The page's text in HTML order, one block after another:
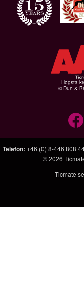
Högsta
© Dun &
Telefon: +46 (0) 8-446 808
© 2026
Ticmate